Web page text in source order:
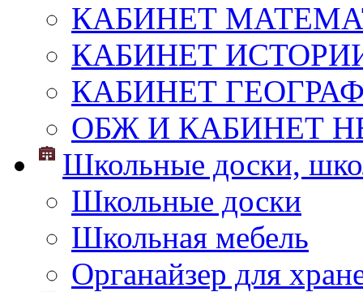
КАБИНЕТ
КАБИНЕТ
КАБИНЕТ
ОБЖ И КАБИНЕТ
Школьные доски,
Школьные доски
Школьная мебель
Органайзер для